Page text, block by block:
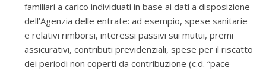
familiari a carico individuati in base ai dati a disposizione
dell’Agenzia delle entrate: ad esempio, spese sanitarie
e relativi rimborsi, interessi passivi sui mutui, premi
assicurativi, contributi previdenziali, spese per il riscatto
dei periodi non coperti da contribuzione (c.d. “pace